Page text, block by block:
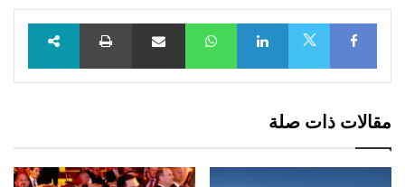
Facebook
LinkedIn
WhatsAppمشاركة عبر البريد طباعة
مقالات ذات صلة